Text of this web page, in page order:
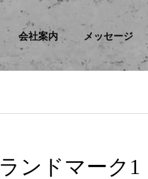
会社案内 メッセージ
ランドマーク1